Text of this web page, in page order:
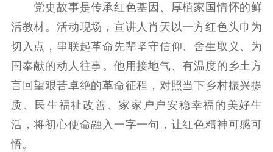
紫金文化艺术节
品牌活动 紫艺舞台
精神文明
文明创建 文明实践
文明培育
先进典型
社会宣传
思想政治教育
党史故事是传承红色基因、厚植家国情怀的鲜
活教材。活动现场，宣讲人肖天以一方红色头巾为
切入点，串联起革命先辈坚守信仰、舍生取义、为
国奉献的动人往事。他用接地气、有温度的乡土方
言回望艰苦卓绝的革命征程，对照当下乡村振兴提
质、民生福祉改善、家家户户安稳幸福的美好生
活，将初心使命融入一字一句，让红色精神可感可
悟。